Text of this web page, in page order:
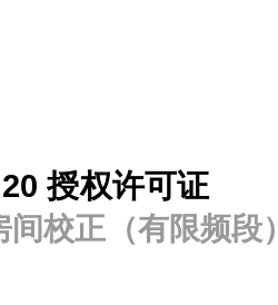
授权许可证
校正（有限频段）